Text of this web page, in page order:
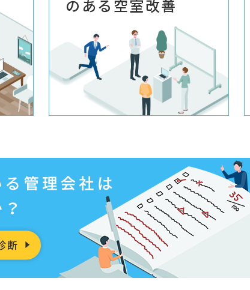
のある空室改善